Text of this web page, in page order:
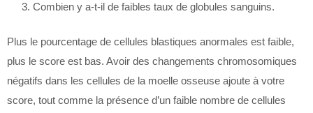
Combien y a-t-il de faibles taux de globules sanguins.
Plus le pourcentage de cellules blastiques anormales est faible,
plus le score est bas. Avoir des changements chromosomiques
négatifs dans les cellules de la moelle osseuse ajoute à votre
score, tout comme la présence d’un faible nombre de cellules